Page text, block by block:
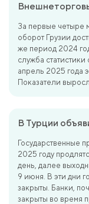
За первые четыре
оборот Грузии
же период 2024
служба
апрель 2025 года
Показатели
В Турции
Государственные
2025 году
день, далее
9 июня. В эти дни
закрыты. Банки,
закрыты во время